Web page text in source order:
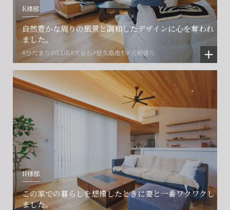
K様邸
自然豊かな周りの風景と調和したデザインに心を奪われ
ました。
#ひだまりのLDK#大谷石#屋久島地杉#大和張り
H様邸
この家での暮らしを想像したときに妻と一番ワクワクし
ました。
お電話でのお問い合わせ
0466-24-2478
営業時間9:30~18:30 水曜定休
閉じる
プロコール24ご利用の方
0120-073-386
閉じる
賃貸管理事業部へのお問い合わせ
0466-24-2478
営業時間9:30~18:30 水曜定休
閉じる